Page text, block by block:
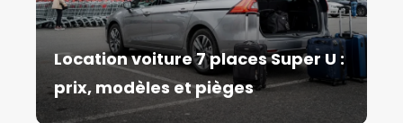
Location voiture 7 places Super U :
prix, modèles et pièges